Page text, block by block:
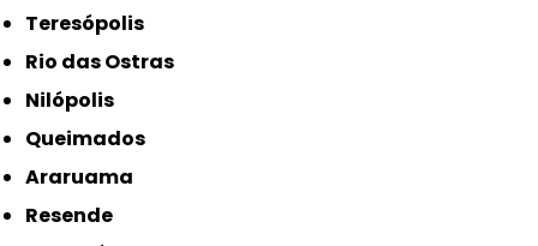
Teresópolis
Rio das Ostras
Nilópolis
Queimados
Araruama
Resende